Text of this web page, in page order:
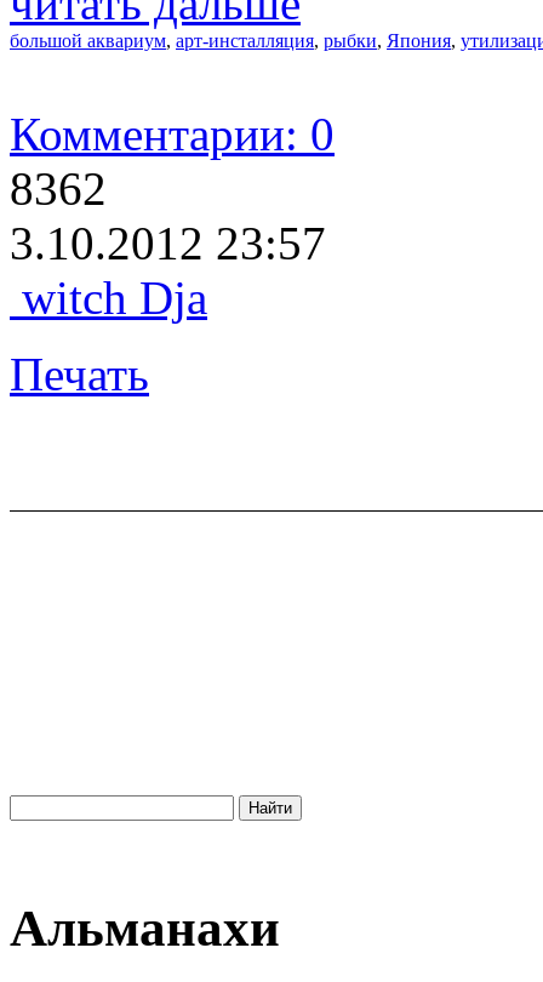
большой аквариум, арт-инсталляция, рыбки, Япония,
Комментарии: 0
8362
3.10.2012 23:57
witch Dja
Печать
Альманахи